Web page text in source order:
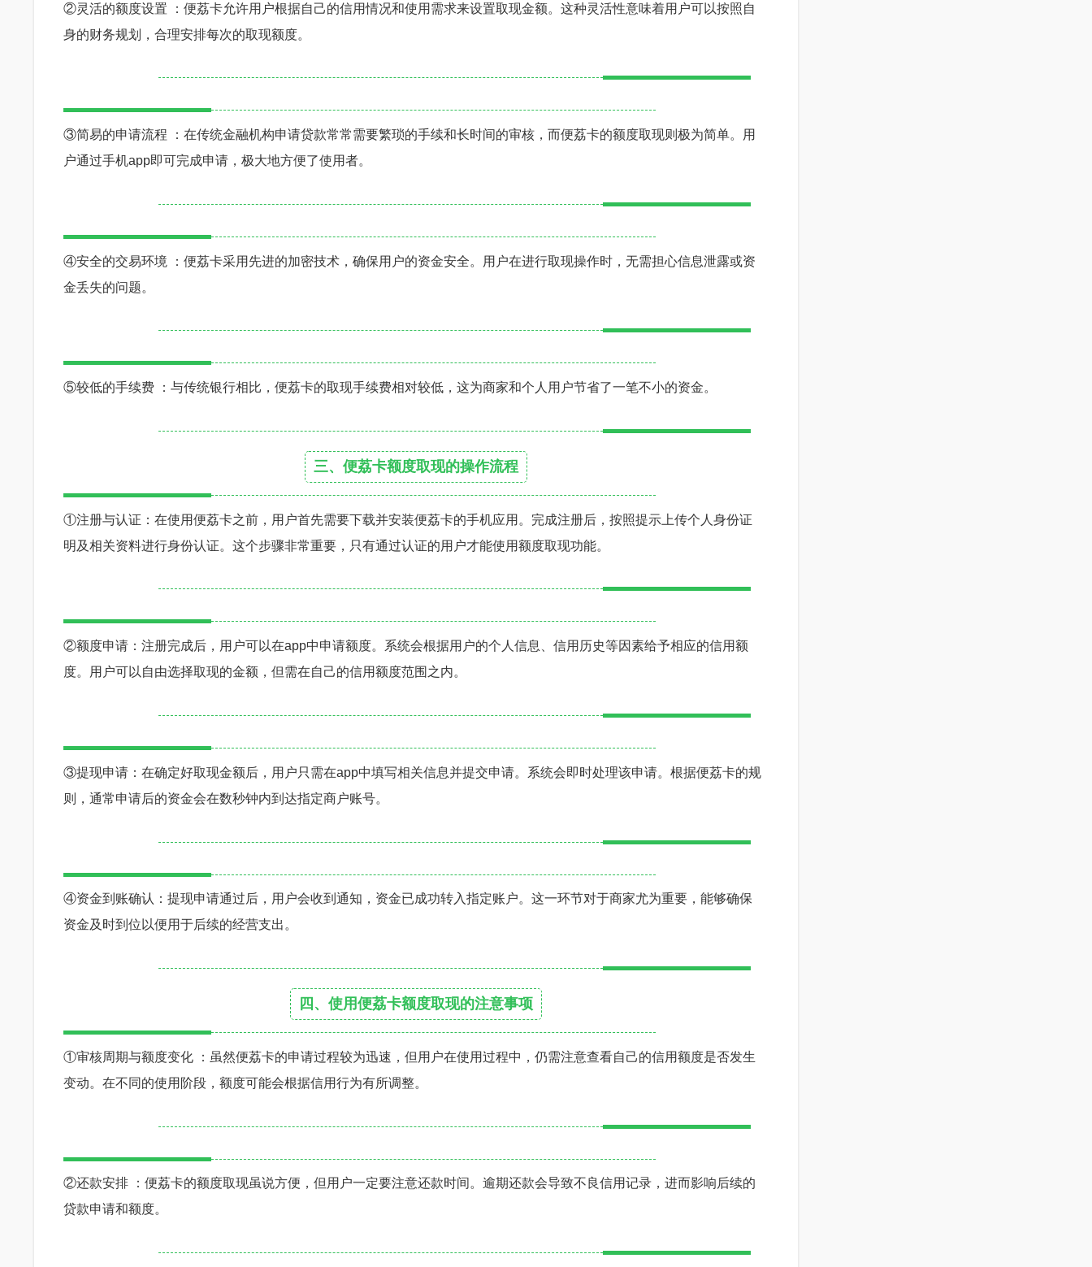
②灵活的额度设置 ：便荔卡允许用户根据自己的信用情况和使用需求来设置取现金额。这种灵活性意味着用户可以按照自
身的财务规划，合理安排每次的取现额度。
③简易的申请流程 ：在传统金融机构申请贷款常常需要繁琐的手续和长时间的审核，而便荔卡的额度取现则极为简单。用
户通过手机app即可完成申请，极大地方便了使用者。
④安全的交易环境 ：便荔卡采用先进的加密技术，确保用户的资金安全。用户在进行取现操作时，无需担心信息泄露或资
金丢失的问题。
⑤较低的手续费 ：与传统银行相比，便荔卡的取现手续费相对较低，这为商家和个人用户节省了一笔不小的资金。
三、便荔卡额度取现的操作流程
①注册与认证：在使用便荔卡之前，用户首先需要下载并安装便荔卡的手机应用。完成注册后，按照提示上传个人身份证
明及相关资料进行身份认证。这个步骤非常重要，只有通过认证的用户才能使用额度取现功能。
②额度申请：注册完成后，用户可以在app中申请额度。系统会根据用户的个人信息、信用历史等因素给予相应的信用额
度。用户可以自由选择取现的金额，但需在自己的信用额度范围之内。
③提现申请：在确定好取现金额后，用户只需在app中填写相关信息并提交申请。系统会即时处理该申请。根据便荔卡的规
则，通常申请后的资金会在数秒钟内到达指定商户账号。
④资金到账确认：提现申请通过后，用户会收到通知，资金已成功转入指定账户。这一环节对于商家尤为重要，能够确保
资金及时到位以便用于后续的经营支出。
四、使用便荔卡额度取现的注意事项
①审核周期与额度变化 ：虽然便荔卡的申请过程较为迅速，但用户在使用过程中，仍需注意查看自己的信用额度是否发生
变动。在不同的使用阶段，额度可能会根据信用行为有所调整。
②还款安排 ：便荔卡的额度取现虽说方便，但用户一定要注意还款时间。逾期还款会导致不良信用记录，进而影响后续的
贷款申请和额度。